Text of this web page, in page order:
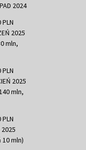
2024
2025
mln,
2025
mln,
mln)